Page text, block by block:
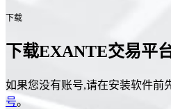
下载
下载EXANTE交易平
如果您没有账号,请在安装软件前
号。